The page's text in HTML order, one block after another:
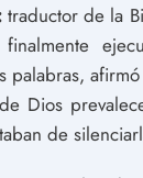
traductor de la
palabras,
Dios
de